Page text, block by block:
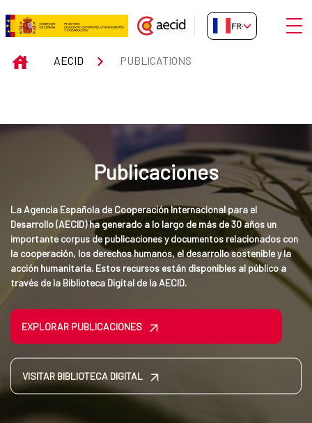
Saut au contenu principal
Publications
FR-FR
INICIOAECID PUBLICATIONS
Publicaciones
La Agencia Española de Cooperación Internacional para el
Desarrollo (AECID) ha generado a lo largo de más de 30 años un
importante corpus de publicaciones y documentos relacionados con
la cooperación, los derechos humanos, el desarrollo sostenible y la
acción humanitaria. Estos recursos están disponibles al público a
través de la Biblioteca Digital de la AECID.
EXPLORAR PUBLICACIONES
VISITAR BIBLIOTECA DIGITAL